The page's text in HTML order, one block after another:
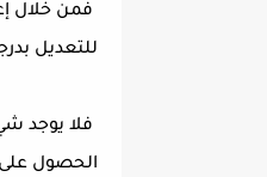
للتعديل
فلا يوجد
الحصول